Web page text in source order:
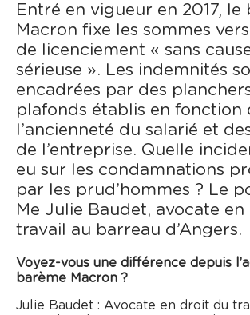
Entré en vigueur en 2017, le
Macron fixe les sommes
de licenciement « sans
sérieuse ». Les indemnités
encadrées par des
plafonds établis en fonction
l’ancienneté du salarié et
de l’entreprise. Quelle
eu sur les condamnations
par les prud’hommes ? Le
Me Julie Baudet, avocate
travail au barreau d’Angers.
Voyez-vous une différence depuis
barème Macron ?
Julie Baudet : Avocate en droit du